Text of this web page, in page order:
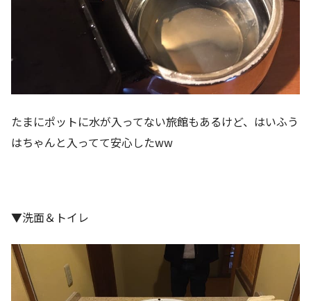
たまにポットに水が入ってない旅館もあるけど、はいふう
はちゃんと入ってて安心したww
▼洗面＆トイレ